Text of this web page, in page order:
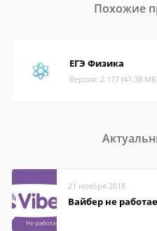
Похожие
ЕГЭ Физика
Версия: 2.117 (41.38
21 ноября 2018
Вайбер не